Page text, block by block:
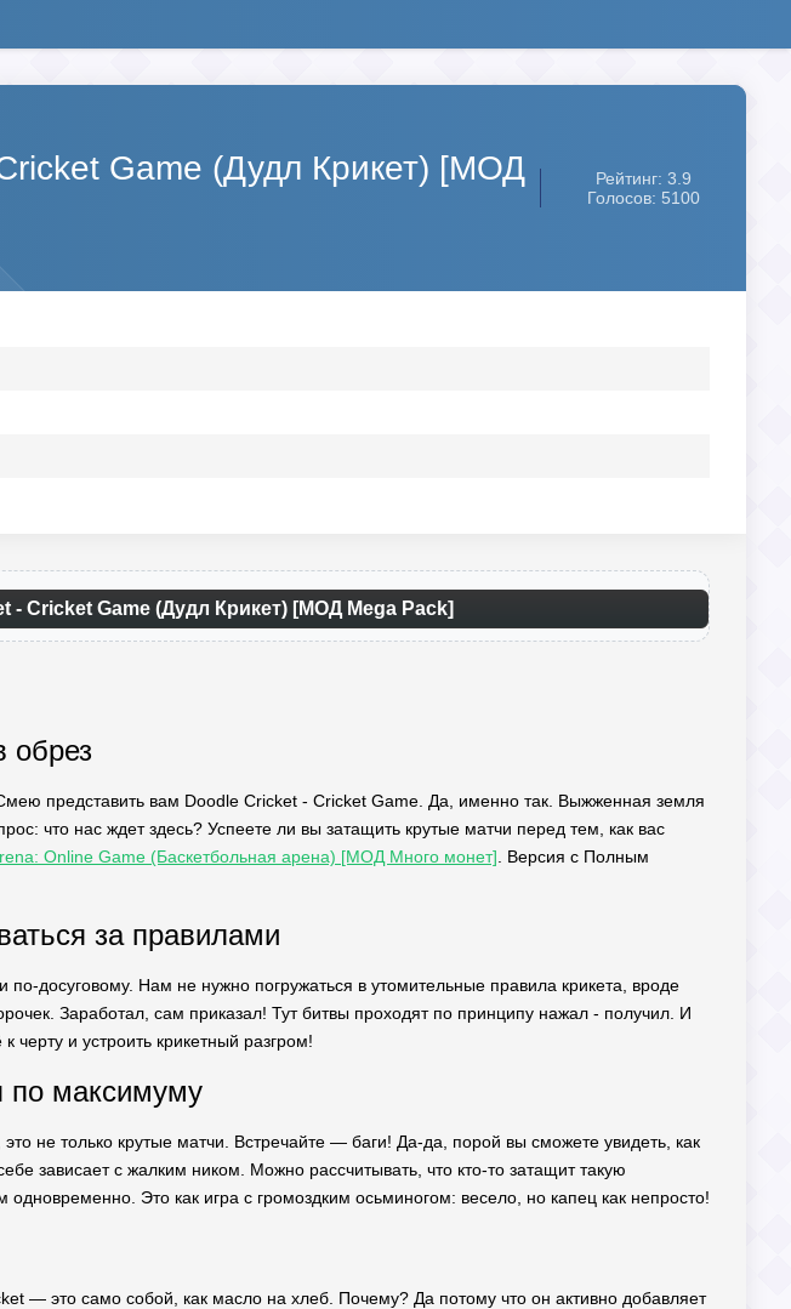
Game (Дудл Крикет) [МОД
Рейтинг: 3.9
Голосов: 5100
- Cricket Game (Дудл Крикет) [МОД Mega Pack]
обрез
представить вам Doodle Cricket - Cricket Game. Да, именно так. Выжженная земля
что нас ждет здесь? Успеете ли вы затащить крутые матчи перед тем, как вас
Online Game (Баскетбольная арена) [МОД Много монет] . Версия с Полным
за правилами
по-досуговому. Нам не нужно погружаться в утомительные правила крикета, вроде
Заработал, сам приказал! Тут битвы проходят по принципу нажал - получил. И
черту и устроить крикетный разгром!
по максимуму
не только крутые матчи. Встречайте — баги! Да-да, порой вы сможете увидеть, как
зависает с жалким ником. Можно рассчитывать, что кто-то затащит такую
Это как игра с громоздким осьминогом: весело, но капец как непросто!
— это само собой, как масло на хлеб. Почему? Да потому что он активно добавляет